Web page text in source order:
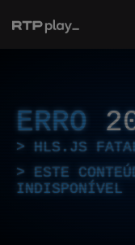
ERRO
HLS.JS
ESTE
INDISPONÍVEL